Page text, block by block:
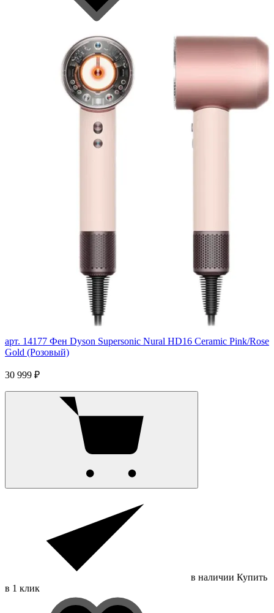
арт. 14177 Фен Dyson Supersonic Nural HD16 Ceramic Pink/Rose
Gold (Розовый)
30 999 ₽
в наличии Купить
в 1 клик